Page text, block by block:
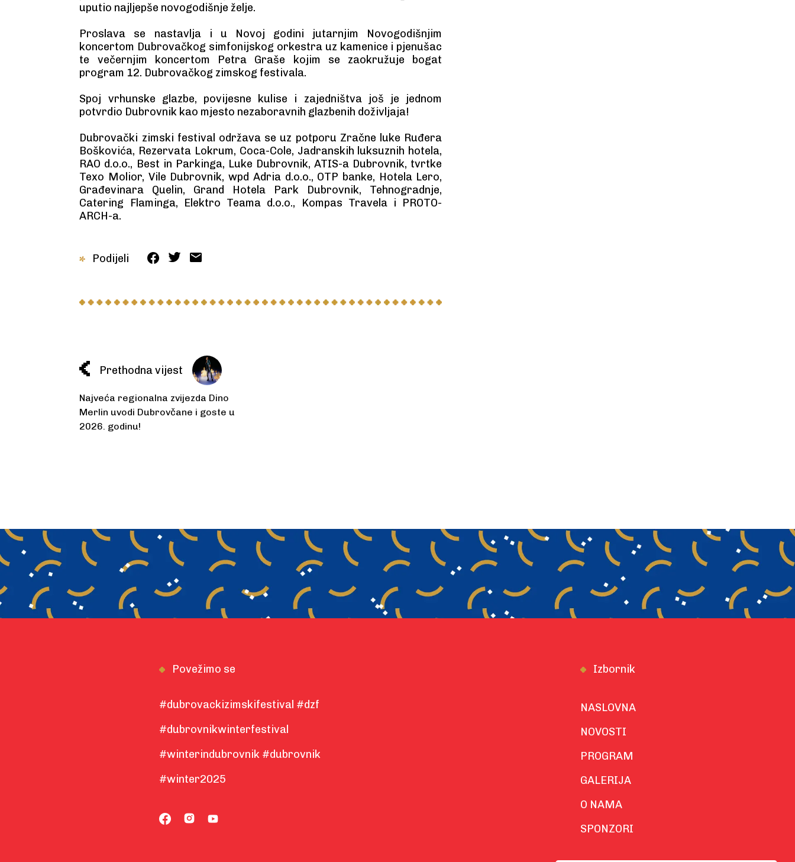
uputio najljepše novogodišnje želje.
Proslava se nastavlja i u Novoj godini jutarnjim Novogodišnjim
koncertom Dubrovačkog simfonijskog orkestra uz kamenice i pjenušac
te večernjim koncertom Petra Graše kojim se zaokružuje bogat
program 12. Dubrovačkog zimskog festivala.
Spoj vrhunske glazbe, povijesne kulise i zajedništva još je jednom
potvrdio Dubrovnik kao mjesto nezaboravnih glazbenih doživljaja!
Dubrovački zimski festival održava se uz potporu Zračne luke Ruđera
Boškovića, Rezervata Lokrum, Coca-Cole, Jadranskih luksuznih hotela,
RAO d.o.o., Best in Parkinga, Luke Dubrovnik, ATIS-a Dubrovnik, tvrtke
Texo Molior, Vile Dubrovnik, wpd Adria d.o.o., OTP banke, Hotela Lero,
Građevinara Quelin, Grand Hotela Park Dubrovnik, Tehnogradnje,
Catering Flaminga, Elektro Teama d.o.o., Kompas Travela i PROTO-
ARCH-a.
Podijeli
Prethodna vijest
Najveća regionalna zvijezda Dino
Merlin uvodi Dubrovčane i goste u
2026. godinu!
Povežimo se
#dubrovackizimskifestival #dzf
#dubrovnikwinterfestival
#winterindubrovnik #dubrovnik
#winter2025
Izbornik
NASLOVNA
NOVOSTI
PROGRAM
GALERIJA
O NAMA
SPONZORI